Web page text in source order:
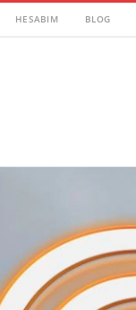
HESABIM BLOG